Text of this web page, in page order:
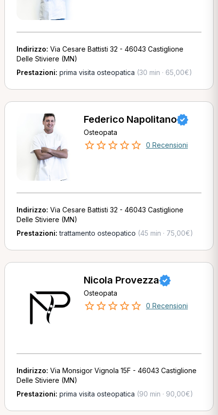
Indirizzo: Via Cesare Battisti 32 - 46043 Castiglione
Delle Stiviere (MN)
Prestazioni: prima visita osteopatica (30 min · 65,00€)
Federico Napolitano
Osteopata
0 Recensioni
Indirizzo: Via Cesare Battisti 32 - 46043 Castiglione
Delle Stiviere (MN)
Prestazioni:trattamento osteopatico (45 min · 75,00€)
Nicola Provezza
Osteopata
0 Recensioni
Indirizzo: Via Monsigor Vignola 15F - 46043 Castiglione
Delle Stiviere (MN)
Prestazioni: prima visita osteopatica (90 min · 90,00€)